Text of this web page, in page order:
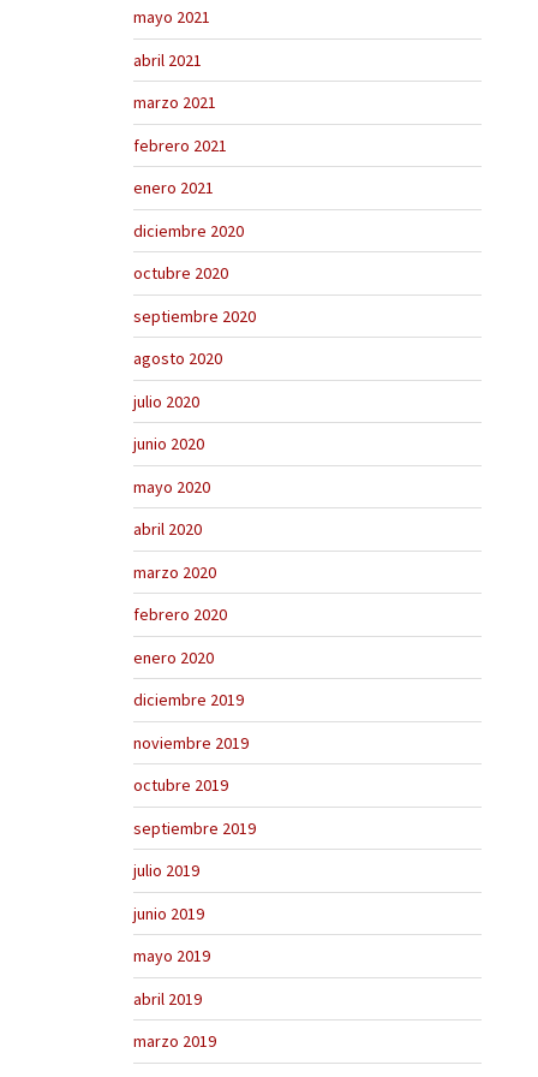
mayo 2021
abril 2021
marzo 2021
febrero 2021
enero 2021
diciembre 2020
octubre 2020
septiembre 2020
agosto 2020
julio 2020
junio 2020
mayo 2020
abril 2020
marzo 2020
febrero 2020
enero 2020
diciembre 2019
noviembre 2019
octubre 2019
septiembre 2019
julio 2019
junio 2019
mayo 2019
abril 2019
marzo 2019